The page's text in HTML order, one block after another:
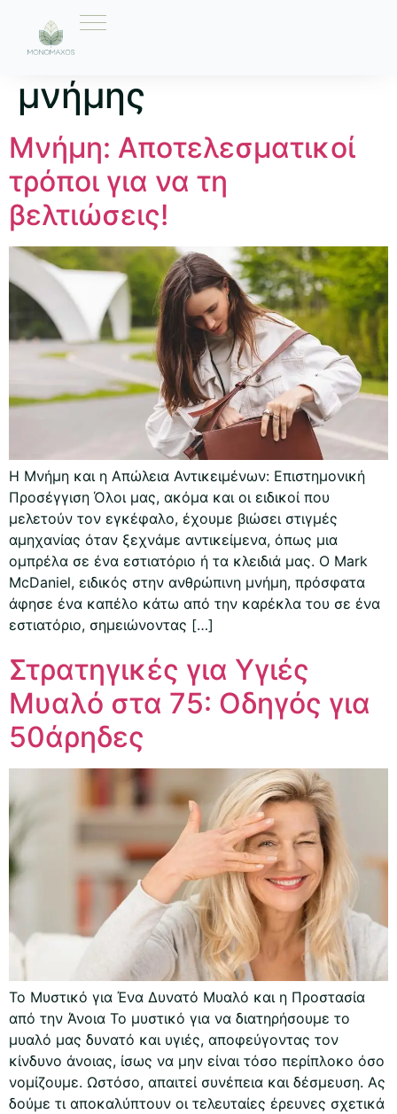
Ετικέτα:
μνήμης
Μνήμη: Αποτελεσματικοί
τρόποι για να τη
βελτιώσεις!
Η Μνήμη και η Απώλεια Αντικειμένων: Επιστημονική
Προσέγγιση Όλοι μας, ακόμα και οι ειδικοί που
μελετούν τον εγκέφαλο, έχουμε βιώσει στιγμές
αμηχανίας όταν ξεχνάμε αντικείμενα, όπως μια
ομπρέλα σε ένα εστιατόριο ή τα κλειδιά μας. Ο Mark
McDaniel, ειδικός στην ανθρώπινη μνήμη, πρόσφατα
άφησε ένα καπέλο κάτω από την καρέκλα του σε ένα
εστιατόριο, σημειώνοντας […]
Στρατηγικές για Υγιές
Μυαλό στα 75: Οδηγός για
50άρηδες
Το Μυστικό για Ένα Δυνατό Μυαλό και η Προστασία
από την Άνοια Το μυστικό για να διατηρήσουμε το
μυαλό μας δυνατό και υγιές, αποφεύγοντας τον
κίνδυνο άνοιας, ίσως να μην είναι τόσο περίπλοκο όσο
νομίζουμε. Ωστόσο, απαιτεί συνέπεια και δέσμευση. Ας
δούμε τι αποκαλύπτουν οι τελευταίες έρευνες σχετικά